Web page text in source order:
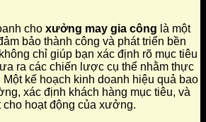
cho xưởng may gia công là một
bảo thành công và phát triển bền
chỉ giúp bạn xác định rõ mục tiêu
ra các chiến lược cụ thể nhằm thực
Một kế hoạch kinh doanh hiệu quả bao
xác định khách hàng mục tiêu, và
cho hoạt động của xưởng.